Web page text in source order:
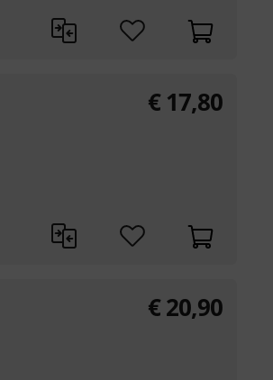
€ 17,80
€ 20,90